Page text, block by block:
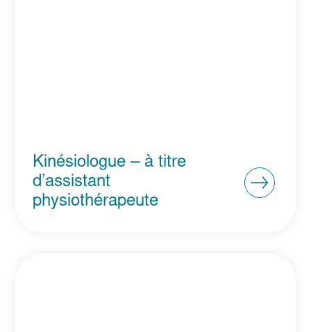
Kinésiologue – à titre
d’assistant
physiothérapeute